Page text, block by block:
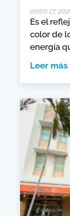
enero 17,
Es el
color de
energía
Leer más